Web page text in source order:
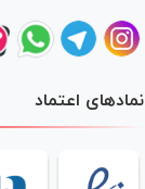
نمادهای اعتماد